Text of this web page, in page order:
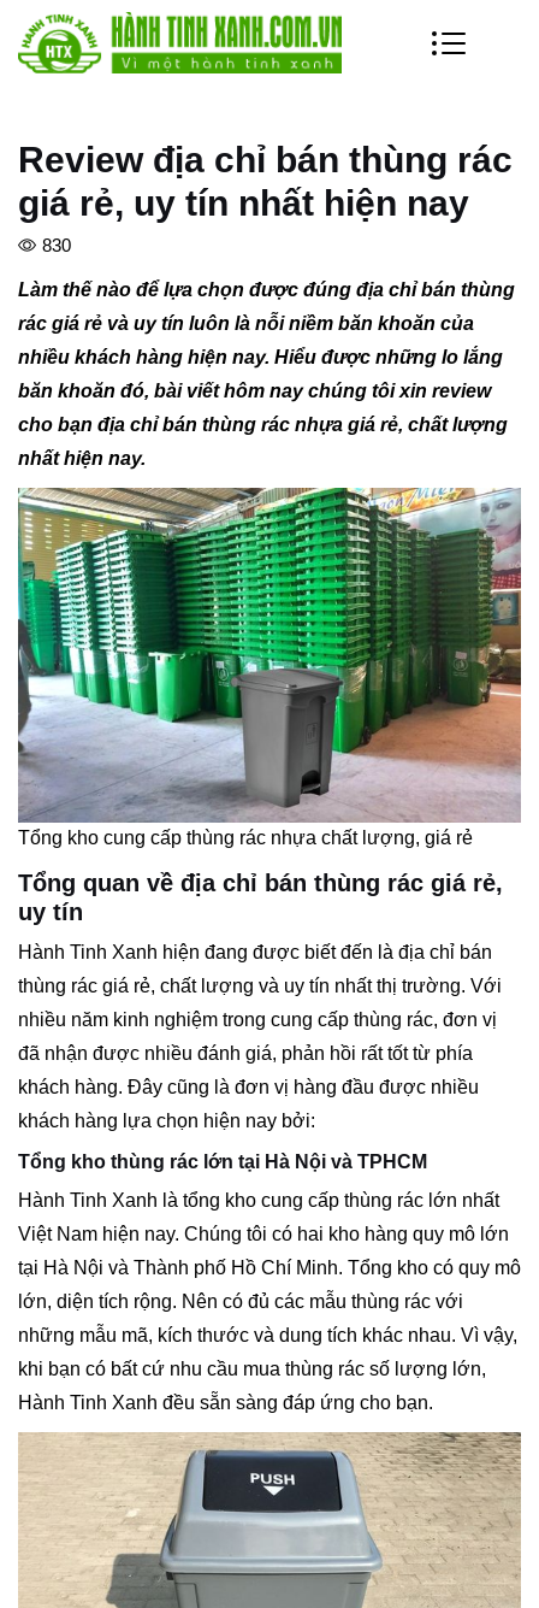
Review địa chỉ bán thùng rác
giá rẻ, uy tín nhất hiện nay
830
Làm thế nào để lựa chọn được đúng địa chỉ bán thùng
rác giá rẻ và uy tín luôn là nỗi niềm băn khoăn của
nhiều khách hàng hiện nay. Hiểu được những lo lắng
băn khoăn đó, bài viết hôm nay chúng tôi xin review
cho bạn địa chỉ bán thùng rác nhựa giá rẻ, chất lượng
nhất hiện nay.
Tổng kho cung cấp thùng rác nhựa chất lượng, giá rẻ
Tổng quan về địa chỉ bán thùng rác giá rẻ,
uy tín
Hành Tinh Xanh hiện đang được biết đến là địa chỉ bán
thùng rác giá rẻ, chất lượng và uy tín nhất thị trường. Với
nhiều năm kinh nghiệm trong cung cấp thùng rác, đơn vị
đã nhận được nhiều đánh giá, phản hồi rất tốt từ phía
khách hàng. Đây cũng là đơn vị hàng đầu được nhiều
khách hàng lựa chọn hiện nay bởi:
Tổng kho thùng rác lớn tại Hà Nội và TPHCM
Hành Tinh Xanh là tổng kho cung cấp thùng rác lớn nhất
Việt Nam hiện nay. Chúng tôi có hai kho hàng quy mô lớn
tại Hà Nội và Thành phố Hồ Chí Minh. Tổng kho có quy mô
lớn, diện tích rộng. Nên có đủ các mẫu thùng rác với
những mẫu mã, kích thước và dung tích khác nhau. Vì vậy,
khi bạn có bất cứ nhu cầu mua thùng rác số lượng lớn,
Hành Tinh Xanh đều sẵn sàng đáp ứng cho bạn.